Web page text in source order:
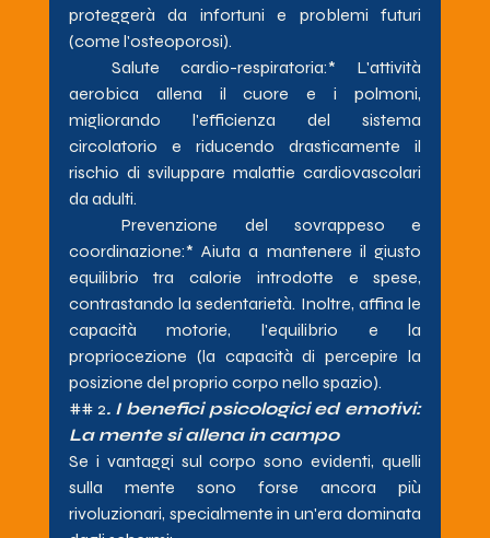
proteggerà da infortuni e problemi futuri
(come l'osteoporosi).
Salute cardio-respiratoria:* L'attività
aerobica allena il cuore e i polmoni,
migliorando l'efficienza del sistema
circolatorio e riducendo drasticamente il
rischio di sviluppare malattie cardiovascolari
da adulti.
Prevenzione del sovrappeso e
coordinazione:* Aiuta a mantenere il giusto
equilibrio tra calorie introdotte e spese,
contrastando la sedentarietà. Inoltre, affina le
capacità motorie, l'equilibrio e la
propriocezione (la capacità di percepire la
posizione del proprio corpo nello spazio).
## 2. I benefici psicologici ed emotivi:
La mente si allena in campo
Se i vantaggi sul corpo sono evidenti, quelli
sulla mente sono forse ancora più
rivoluzionari, specialmente in un'era dominata